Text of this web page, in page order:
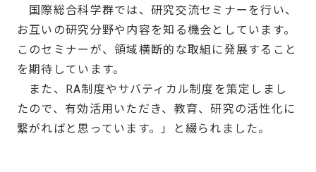
国際総合科学群では、研究交流セミナーを行い、
お互いの研究分野や内容を知る機会としています。
このセミナーが、領域横断的な取組に発展すること
を期待しています。
また、RA制度やサバティカル制度を策定しまし
たので、有効活用いただき、教育、研究の活性化に
繋がればと思っています。」と綴られました。